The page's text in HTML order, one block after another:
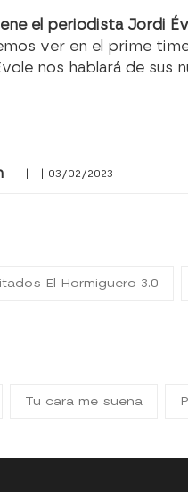
el periodista Jordi
ver en el prime
nos hablará de
| | 03/02/2023
El Hormiguero 3.0
Tu cara me suena